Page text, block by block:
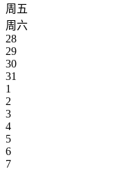
周五
周六
28
29
30
31
1
2
3
4
5
6
7